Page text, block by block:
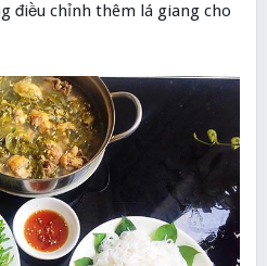
điều chỉnh thêm lá giang cho